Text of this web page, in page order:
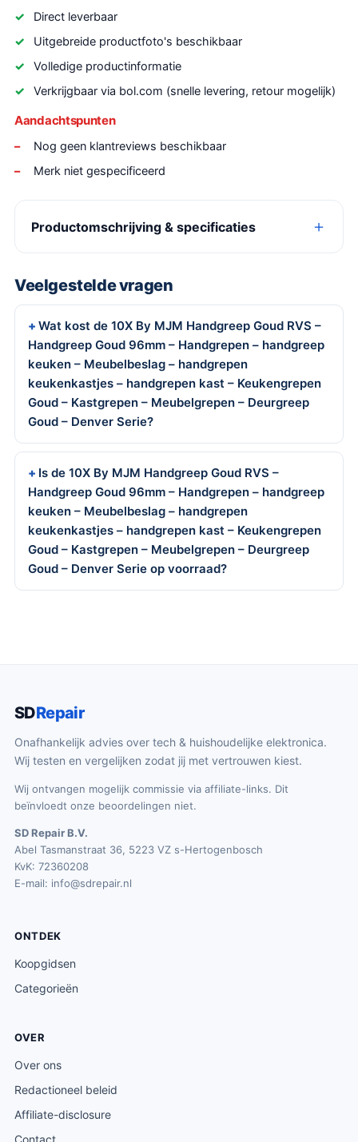
Direct leverbaar
Uitgebreide productfoto's beschikbaar
Volledige productinformatie
Verkrijgbaar via bol.com (snelle levering, retour mogelijk)
Aandachtspunten
Nog geen klantreviews beschikbaar
Merk niet gespecificeerd
Productomschrijving & specificaties
Veelgestelde vragen
Wat kost de 10X By MJM Handgreep Goud RVS –
Handgreep Goud 96mm – Handgrepen – handgreep
keuken – Meubelbeslag – handgrepen
keukenkastjes – handgrepen kast – Keukengrepen
Goud – Kastgrepen – Meubelgrepen – Deurgreep
Goud – Denver Serie?
Is de 10X By MJM Handgreep Goud RVS –
Handgreep Goud 96mm – Handgrepen – handgreep
keuken – Meubelbeslag – handgrepen
keukenkastjes – handgrepen kast – Keukengrepen
Goud – Kastgrepen – Meubelgrepen – Deurgreep
Goud – Denver Serie op voorraad?
SDRepair
Onafhankelijk advies over tech & huishoudelijke elektronica.
Wij testen en vergelijken zodat jij met vertrouwen kiest.
Wij ontvangen mogelijk commissie via affiliate-links. Dit
beïnvloedt onze beoordelingen niet.
SD Repair B.V.
Abel Tasmanstraat 36, 5223 VZ s-Hertogenbosch
KvK: 72360208
E-mail: info@sdrepair.nl
ONTDEK
Koopgidsen
Categorieën
OVER
Over ons
Redactioneel beleid
Affiliate-disclosure
Contact